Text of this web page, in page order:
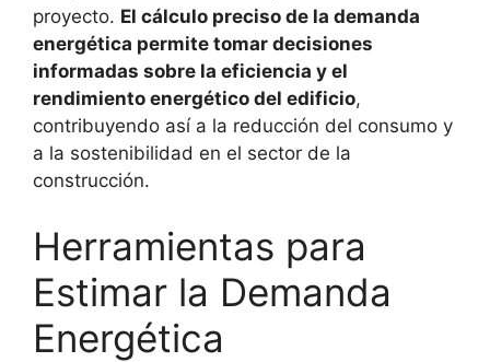
proyecto. El cálculo preciso de la demanda
energética permite tomar decisiones
informadas sobre la eficiencia y el
rendimiento energético del edificio,
contribuyendo así a la reducción del consumo y
a la sostenibilidad en el sector de la
construcción.
Herramientas para
Estimar la Demanda
Energética